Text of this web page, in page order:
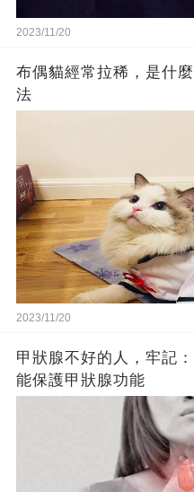
2023/11/20
布偶貓經常拉稀，是什
法
2023/11/20
甲狀腺不好的人，牢記
能保護甲狀腺功能